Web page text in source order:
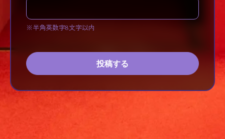
※半角英数字8文字以内
投稿する